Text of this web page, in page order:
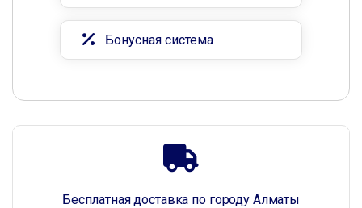
Бесплатная доставка по городу Алматы
Бонусная система